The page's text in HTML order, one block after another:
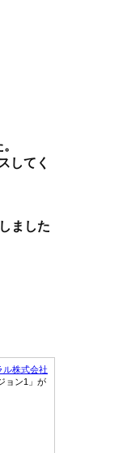
してく
ました
ル株式会社
ョン1」が